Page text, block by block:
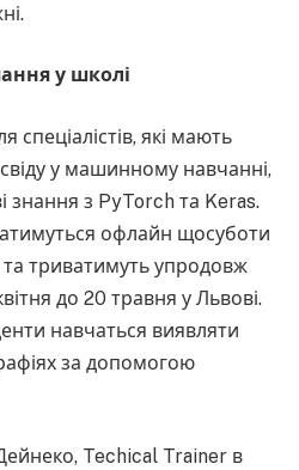
у школі
які мають
у машинному навчанні,
знання з PyTorch та Keras.
офлайн щосуботи
триватимуть упродовж
до 20 травня у Львові.
навчаться виявляти
за допомогою
Techical Trainer в